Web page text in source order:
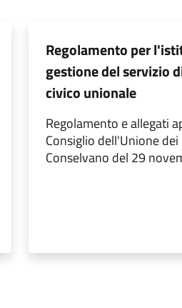
Regolamento per
gestione del servizio
civico unionale
Regolamento e allegati
Consiglio dell'Unione
Conselvano del 29